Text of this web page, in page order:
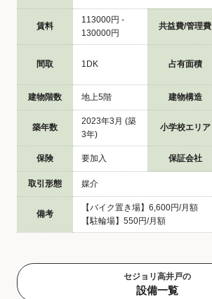
賃料
113000円 -
130000円
共益費/管理費
間取 1DK 占有面積
建物階数 地上5階 建物構造
築年数
2023年3月 (築
3年)
小学校エリア
保険 要加入 保証会社
取引形態 媒介
備考
【バイク置き場】6,600円/月額
【駐輪場】550円/月額
セジョリ高井戸の
設備一覧